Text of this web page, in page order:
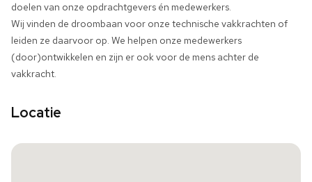
doelen van onze opdrachtgevers én medewerkers.
Wij vinden de droombaan voor onze technische vakkrachten of
leiden ze daarvoor op. We helpen onze medewerkers
(door)ontwikkelen en zijn er ook voor de mens achter de
vakkracht.
Locatie